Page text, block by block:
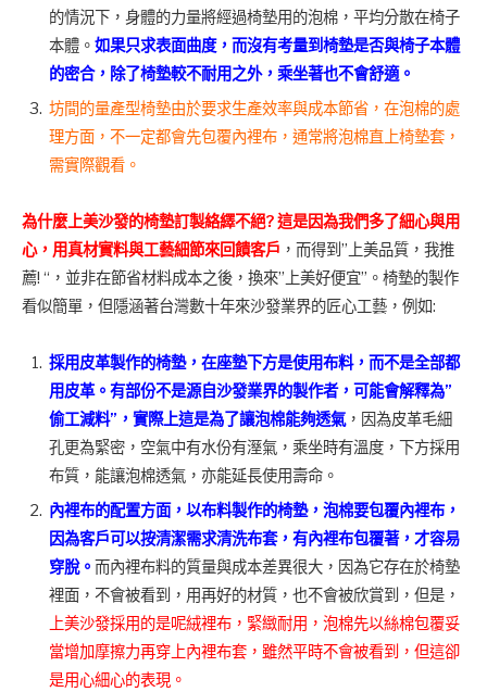
的情況下，身體的力量將經過椅墊用的泡棉，平均分散在椅子
本體。 如果只求表面曲度，而沒有考量到椅墊是否與椅子本體
的密合，除了椅墊較不耐用之外，乘坐著也不會舒適。
坊間的量產型椅墊由於要求生產效率與成本節省，在泡棉的處
理方面，不一定都會先包覆內裡布，通常將泡棉直上椅墊套，
需實際觀看。
為什麼上美沙發的椅墊訂製絡繹不絕? 這是因為我們多了細心與用
心，用真材實料與工藝細節來回饋客戶 ，而得到”上美品質，我推
薦! “，並非在節省材料成本之後，換來”上美好便宜”。椅墊的製作
看似簡單，但隱涵著台灣數十年來沙發業界的匠心工藝，例如:
採用皮革製作的椅墊，在座墊下方是使用布料，而不是全部都
用皮革。有部份不是源自沙發業界的製作者，可能會解釋為”
偷工減料”，實際上這是為了讓泡棉能夠透氣，因為皮革毛細
孔更為緊密，空氣中有水份有溼氣，乘坐時有溫度，下方採用
布質，能讓泡棉透氣，亦能延長使用壽命。
內裡布的配置方面，以布料製作的椅墊，泡棉要包覆內裡布，
因為客戶可以按清潔需求清洗布套，有內裡布包覆著，才容易
穿脫。 而內裡布料的質量與成本差異很大，因為它存在於椅墊
裡面，不會被看到，用再好的材質，也不會被欣賞到，但是，
上美沙發採用的是呢絨裡布，緊緻耐用，泡棉先以絲棉包覆妥
當增加摩擦力再穿上內裡布套，雖然平時不會被看到，但這卻
是用心細心的表現。